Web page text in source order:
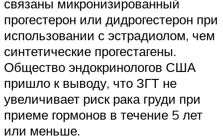
связаны микронизированный
прогестерон или дидрогестерон при
использовании с эстрадиолом, чем
синтетические прогестагены.
Общество эндокринологов США
пришло к выводу, что ЗГТ не
увеличивает риск рака груди при
приеме гормонов в течение 5 лет
или меньше.